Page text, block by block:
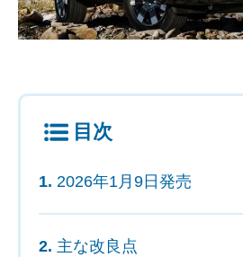
目次
2026年1月9日発売
主な改良点